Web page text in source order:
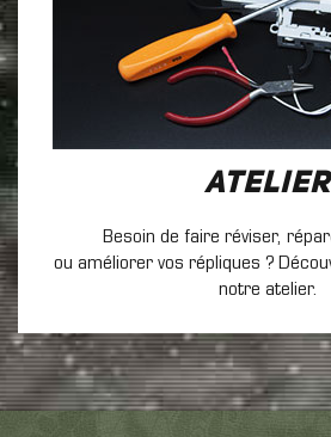
Atelier
Besoin de faire réviser,
ou améliorer vos répliques ?
notre atelier.